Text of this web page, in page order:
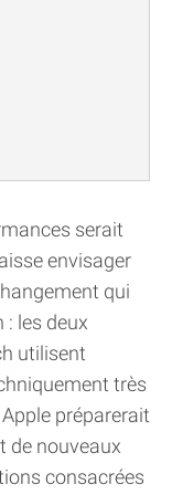
serait
envisager
qui
les deux
utilisent
très
préparerait
de nouveaux
consacrées